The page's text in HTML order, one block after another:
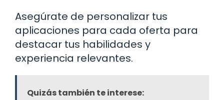
Asegúrate de personalizar tus
aplicaciones para cada oferta para
destacar tus habilidades y
experiencia relevantes.
Quizás también te interese: